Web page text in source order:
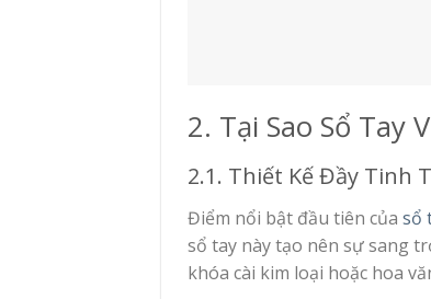
2. Tại Sao Sổ Tay
2.1. Thiết Kế Đầy Tinh
Điểm nổi bật đầu tiên của sổ
sổ tay này tạo nên sự sang
khóa cài kim loại hoặc hoa